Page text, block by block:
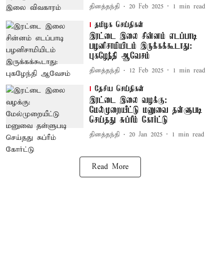
தினத்தந்தி 20 Feb 2025 1 min read
தமிழக செய்திகள்
இரட்டை இலை சின்னம் எடப்பாடி
பழனிசாமியிடம் இருக்கக்கூடாது:
புகழேந்தி ஆவேசம்
தினத்தந்தி 12 Feb 2025 1 min read
தேசிய செய்திகள்
இரட்டை இலை வழக்கு:
மேல்முறையீட்டு மனுவை தள்ளுபடி
செய்தது சுப்ரீம் கோர்ட்டு
தினத்தந்தி 20 Jan 2025 1 min read
Read More